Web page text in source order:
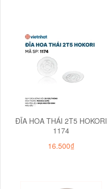
ĐĨA HOA THÁI 2T5 HOKORI
1174
16.500₫